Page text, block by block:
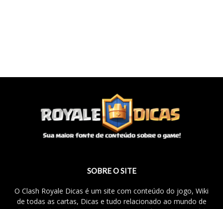
SOBRE O SITE
O Clash Royale Dicas é um site com conteúdo do jogo, Wiki
de todas as cartas, Dicas e tudo relacionado ao mundo de